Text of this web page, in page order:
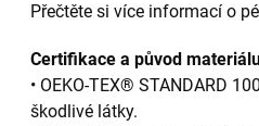
Přečtěte si více informací o
Certifikace a původ
• OEKO-TEX® STANDARD
škodlivé látky.